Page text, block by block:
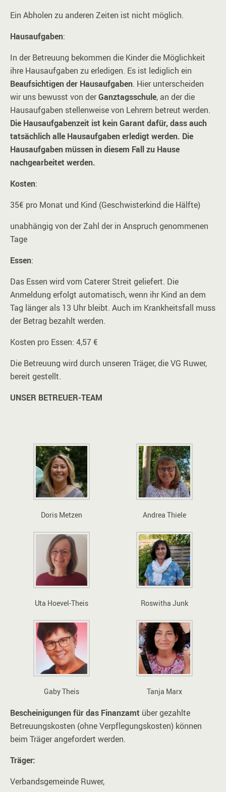
Ein Abholen zu anderen Zeiten ist nicht möglich.
Hausaufgaben:
In der Betreuung bekommen die Kinder die Möglichkeit
ihre Hausaufgaben zu erledigen. Es ist lediglich ein
Beaufsichtigen der Hausaufgaben. Hier unterscheiden
wir uns bewusst von derGanztagsschule, an der die
Hausaufgaben stellenweise von Lehrern betreut werden.
Die Hausaufgabenzeit ist kein Garant dafür, dass auch
tatsächlich alle Hausaufgaben erledigt werden. Die
Hausaufgaben müssen in diesem Fall zu Hause
nachgearbeitet werden.
Kosten:
35€ pro Monat und Kind (Geschwisterkind die Hälfte)
unabhängig von der Zahl der in Anspruch genommenen
Tage
Essen:
Das Essen wird vom Caterer Streit geliefert. Die
Anmeldung erfolgt automatisch, wenn ihr Kind an dem
Tag länger als 13 Uhr bleibt. Auch im Krankheitsfall muss
der Betrag bezahlt werden.
Kosten pro Essen: 4,57 €
Die Betreuung wird durch unseren Träger, die VG Ruwer,
bereit gestellt.
UNSER BETREUER-TEAM
Doris Metzen Andrea Thiele
Uta Hoevel-Theis Roswitha Junk
Gaby Theis Tanja Marx
Bescheinigungen für das Finanzamt über gezahlte
Betreuungskosten (ohne Verpflegungskosten) können
beim Träger angefordert werden.
Träger:
Verbandsgemeinde Ruwer,